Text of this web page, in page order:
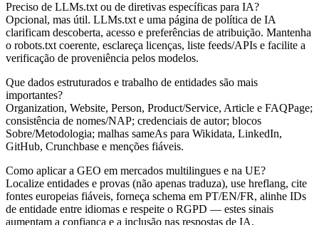
Preciso de LLMs.txt ou de diretivas específicas para IA?
Opcional, mas útil. LLMs.txt e uma página de política de IA
clarificam descoberta, acesso e preferências de atribuição. Mantenha
o robots.txt coerente, esclareça licenças, liste feeds/APIs e facilite a
verificação de proveniência pelos modelos.
Que dados estruturados e trabalho de entidades são mais
importantes?
Organization, Website, Person, Product/Service, Article e FAQPage;
consistência de nomes/NAP; credenciais de autor; blocos
Sobre/Metodologia; malhas sameAs para Wikidata, LinkedIn,
GitHub, Crunchbase e menções fiáveis.
Como aplicar a GEO em mercados multilingues e na UE?
Localize entidades e provas (não apenas traduza), use hreflang, cite
fontes europeias fiáveis, forneça schema em PT/EN/FR, alinhe IDs
de entidade entre idiomas e respeite o RGPD — estes sinais
aumentam a confiança e a inclusão nas respostas de IA.